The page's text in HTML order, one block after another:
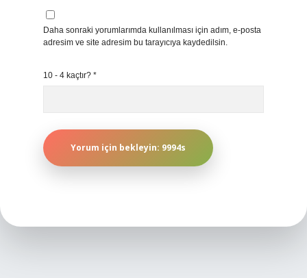
Daha sonraki yorumlarımda kullanılması için adım, e-posta
adresim ve site adresim bu tarayıcıya kaydedilsin.
10 - 4 kaçtır? *